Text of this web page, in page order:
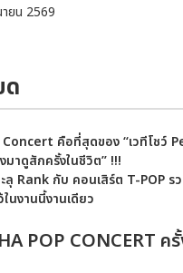
ยน 2569
ด
Concert คือที่สุดของ “เวทีโชว์
าดูสักครั้งในชีวิต” !!!
Rank กับ คอนเสิร์ต T-POP รว
ในงานนี้งานเดียว
POP CONCERT ค